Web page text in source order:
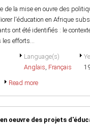
de la mise en ouvre des
l'éducation en Afrique
ont été identifiés : le
les efforts...
Language(s)
Anglais, Français
Read more
oeuvre des projets